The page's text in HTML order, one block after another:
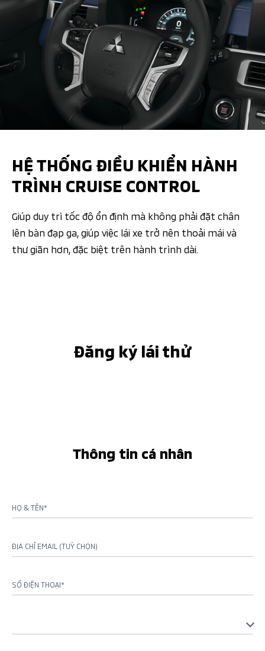
HỆ THỐNG ĐIỀU KHIỂN HÀNH
TRÌNH CRUISE CONTROL
Giúp duy trì tốc độ ổn định mà không phải đặt chân
lên bàn đạp ga, giúp việc lái xe trở nên thoải mái và
thư giãn hơn, đặc biệt trên hành trình dài.
Đăng ký lái thử
Thông tin cá nhân
HỌ & TÊN*
ĐỊA CHỈ EMAIL (TUỲ CHỌN)
SỐ ĐIỆN THOẠI*